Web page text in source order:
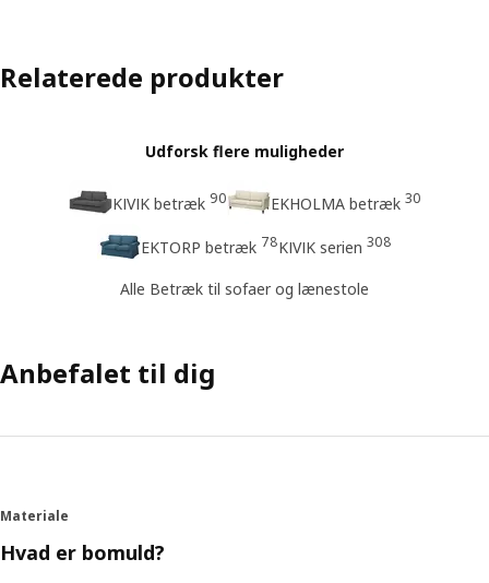
Relaterede produkter
Udforsk flere muligheder
KIVIK betræk 90 EKHOLMA betræk 30
EKTORP betræk 78KIVIK serien 308
Alle Betræk til sofaer og lænestole
Anbefalet til dig
Materiale
Hvad er bomuld?